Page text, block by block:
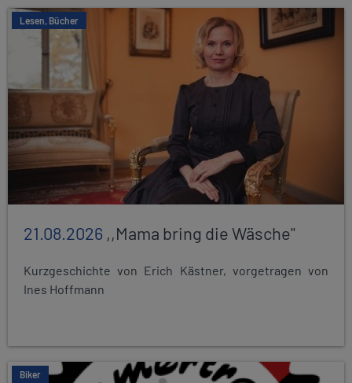
Lesen, Bücher
21.08.2026 ,,Mama bring die Wäsche"
Kurzgeschichte von Erich Kästner, vorgetragen von
Ines Hoffmann
Biker